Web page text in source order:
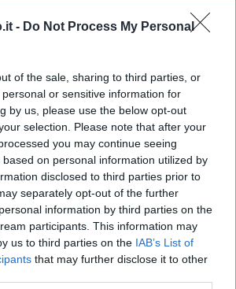
- Do Not Process My Personal
of the sale, sharing to third parties, or
or sensitive information for
by us, please use the below opt-out
selection. Please note that after your
you may continue seeing
on personal information utilized by
disclosed to third parties prior to
separately opt-out of the further
information by third parties on the
participants. This information may
us to third parties on the IAB’s List of
that may further disclose it to other
fermato un indiano soprannominato
nella periferia delle città in un casolare
ha 48 anni ed è considerato una delle
della procura di Palermo che l'11
fermo di 41 persone, in tutta Italia, con un
Circus'.
è associazione a delinquere finalizzata al